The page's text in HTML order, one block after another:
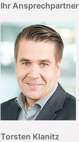
Ihr Ansprechpartner
Torsten Klanitz